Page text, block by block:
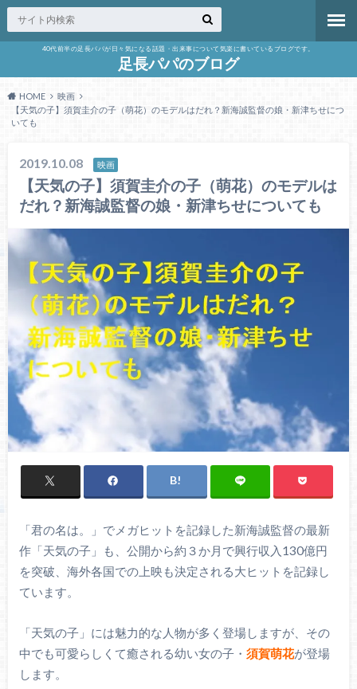
40代前半の足長パパが日々気になる話題・出来事について気楽に書いているブログです。
足長パパのブログ
HOME
映画
【天気の子】須賀圭介の子（萌花）のモデルはだれ？新海誠監督の娘・新津ちせにつ
いても
2019.10.08 映画
【天気の子】須賀圭介の子（萌花）のモデルは
だれ？新海誠監督の娘・新津ちせについても
「君の名は。」でメガヒットを記録した新海誠監督の最新
作「天気の子」も、公開から約３か月で興行収入130億円
を突破、海外各国での上映も決定される大ヒットを記録し
ています。
「天気の子」には魅力的な人物が多く登場しますが、その
中でも可愛らしくて癒される幼い女の子・ 須賀萌花が登場
します。